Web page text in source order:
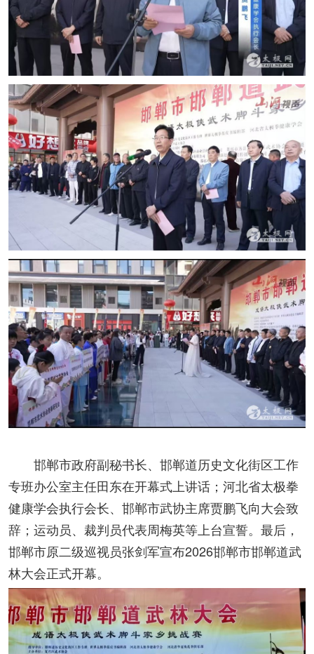
邯郸市政府副秘书长、邯郸道历史文化街区工作
专班办公室主任田东在开幕式上讲话；河北省太极拳
健康学会执行会长、邯郸市武协主席贾鹏飞向大会致
辞；运动员、裁判员代表周梅英等上台宣誓。最后，
邯郸市原二级巡视员张剑军宣布2026邯郸市邯郸道武
林大会正式开幕。